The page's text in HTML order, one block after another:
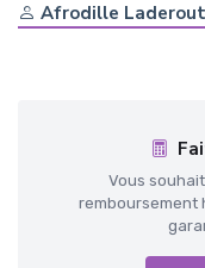
Afrodille
Vous
remboursement